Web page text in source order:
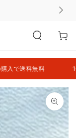
ー
料無料 10,000円